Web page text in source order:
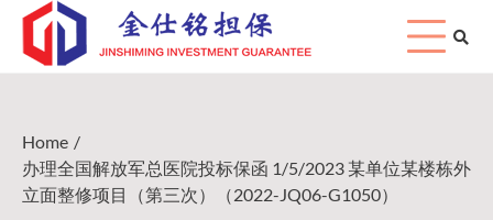
Skip
content
Home
办理全国解放军总医院投标保函 1/5/2023 某单位某楼栋外
立面整修项目（第三次）（2022-JQ06-G1050）